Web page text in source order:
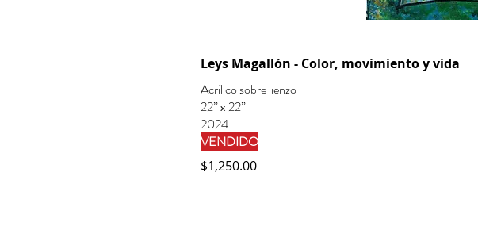
Leys Magallón - Color, movimiento y vida
Acrílico sobre lienzo
22” x 22”
2024
VENDIDO
$1,250.00